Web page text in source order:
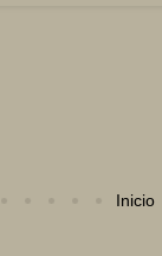
Inicio